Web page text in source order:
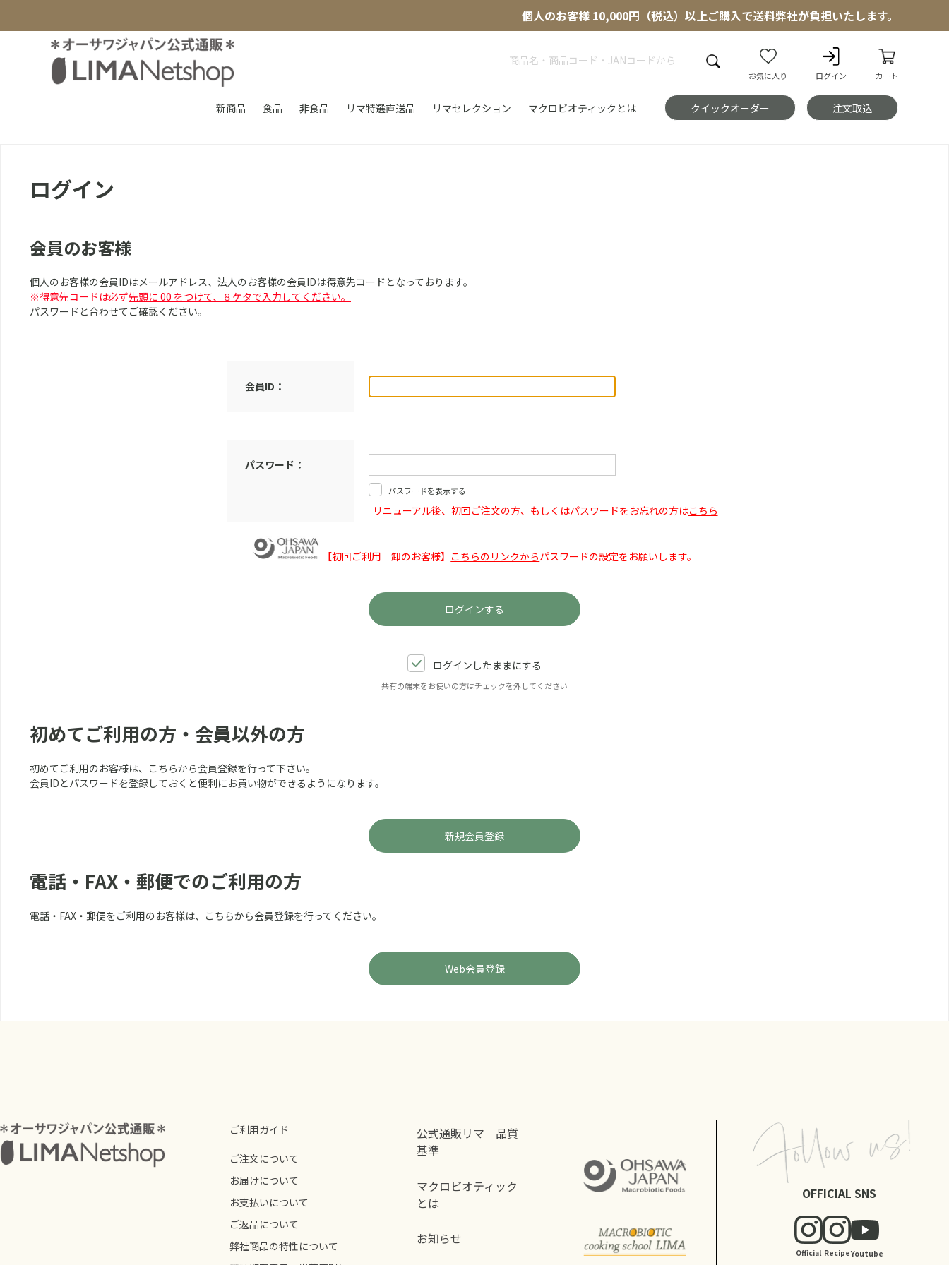
個人のお客様 10,000円（税込）以上ご購入で送料弊社が負担いたします。
お気に入り ログイン カート
新商品 食品 非食品 リマ特選直送品 リマセレクション マクロビオティックとは クイックオーダー 注文取込
ログイン
会員のお客様
個人のお客様の会員IDはメールアドレス、法人のお客様の会員IDは得意先コードとなっております。
※得意先コードは必ず先頭に 00 をつけて、８ケタで入力してください。
パスワードと合わせてご確認ください。
会員ID：
パスワード：
パスワードを表示する
リニューアル後、初回ご注文の方、もしくはパスワードをお忘れの方はこちら
【初回ご利用 卸のお客様】 こちらのリンクからパスワードの設定をお願いします。
ログインしたままにする
共有の端末をお使いの方はチェックを外してください
初めてご利用の方・会員以外の方
初めてご利用のお客様は、こちらから会員登録を行って下さい。
会員IDとパスワードを登録しておくと便利にお買い物ができるようになります。
電話・FAX・郵便でのご利用の方
電話・FAX・郵便をご利用のお客様は、こちらから会員登録を行ってください。
ご利用ガイド
ご注文について
お届けについて
お支払いについて
ご返品について
弊社商品の特性について
公式通販リマ 品質
基準
マクロビオティック
とは
お知らせ
OFFICIAL SNS
Official RecipeYoutube